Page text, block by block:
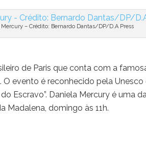
Mercury – Crédito: Bernardo Dantas/DP/D.A Press
de Paris que conta com a
O evento é reconhecido pela
Escravo”. Daniela Mercury é uma
Madalena, domingo às 11h.